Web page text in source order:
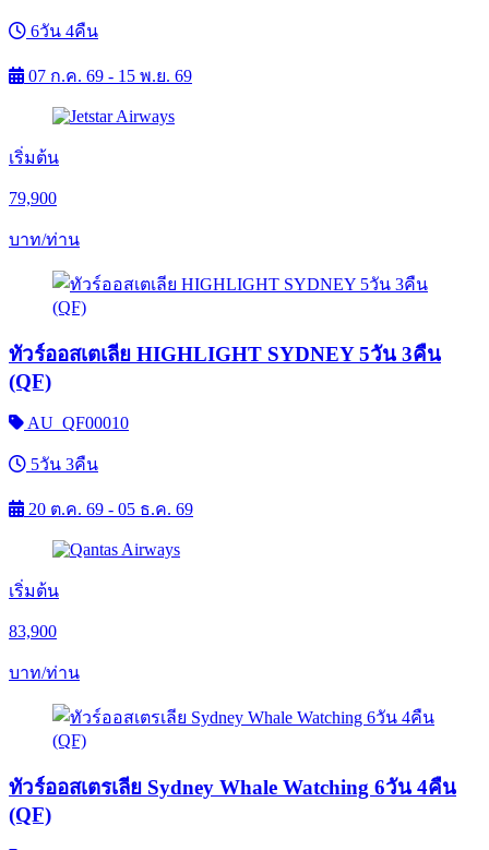
6วัน 4คืน
07 ก.ค. 69 - 15 พ.ย. 69
เริ่มต้น
79,900
บาท/ท่าน
ทัวร์ออสเตเลีย HIGHLIGHT SYDNEY 5วัน 3คืน
(QF)
AU_QF00010
5วัน 3คืน
20 ต.ค. 69 - 05 ธ.ค. 69
เริ่มต้น
83,900
บาท/ท่าน
ทัวร์ออสเตรเลีย Sydney Whale Watching 6วัน 4คืน
(QF)